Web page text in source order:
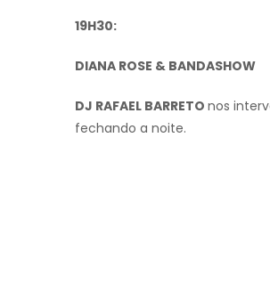
19H30:
DIANA ROSE & BANDASHOW
DJ RAFAEL BARRETO nos
fechando a noite.